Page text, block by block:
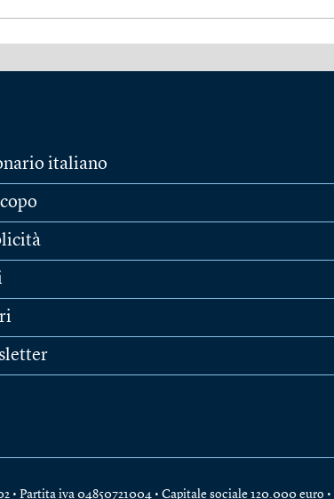
italiano
Partita iva 04850721004 • Capitale sociale 120.000 euro •